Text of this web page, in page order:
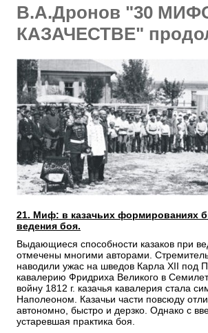
В.А.Дронов "30
КАЗАЧЕСТВЕ"
21. Миф: в казачьих формированиях
ведения боя.
Выдающиеся способности казаков при
отмечены многими авторами.
наводили ужас на шведов Карла XII под
кавалерию Фридриха Великого в
войну 1812 г. казачья кавалерия стала
Наполеоном. Казачьи части повсюду
автономно, быстро и дерзко. Однако с
устаревшая практика боя.